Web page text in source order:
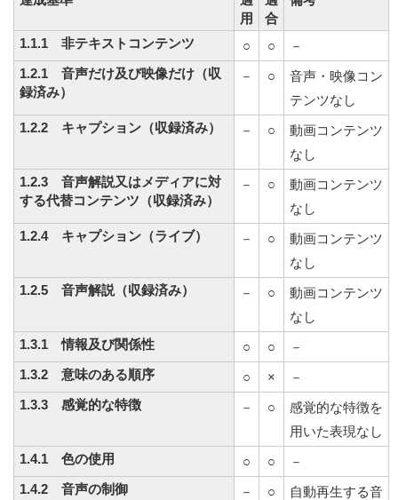
用
合
1.1.1 非テキストコンテンツ ○ ○
－
1.2.1 音声だけ及び映像だけ（収
録済み）
－ ○
音声・映像コン
テンツなし
1.2.2 キャプション（収録済み）
－ ○
動画コンテンツ
なし
1.2.3 音声解説又はメディアに対
する代替コンテンツ（収録済み）
－ ○
動画コンテンツ
なし
1.2.4 キャプション（ライブ）
－ ○
動画コンテンツ
なし
1.2.5 音声解説（収録済み）
－ ○
動画コンテンツ
なし
1.3.1 情報及び関係性
○ ○
－
1.3.2 意味のある順序
○ ×
－
1.3.3 感覚的な特徴
－ ○
感覚的な特徴を
用いた表現なし
1.4.1 色の使用
○ ○
－
1.4.2 音声の制御
－ ○
自動再生する音